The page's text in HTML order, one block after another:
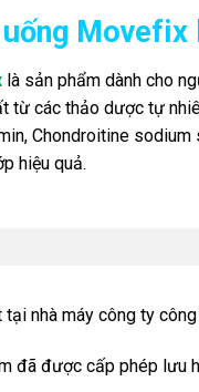
Movefix
là sản phẩm dành cho
từ các thảo dược tự
Chondroitine
hiệu quả.
tại nhà máy công ty
đã được cấp phép lưu